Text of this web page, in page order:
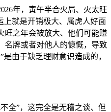
年，寅午半合火局、火太旺
上就是开销极大、属虎人好面
旺之年会被放大、他们可能赚
名牌或者对他人的慷慨，导致
由于缺乏理财意识造成的，
全”，这完全是无稽之谈、但